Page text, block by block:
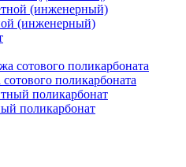
(инженерный)
поликарбоната
поликарбонат